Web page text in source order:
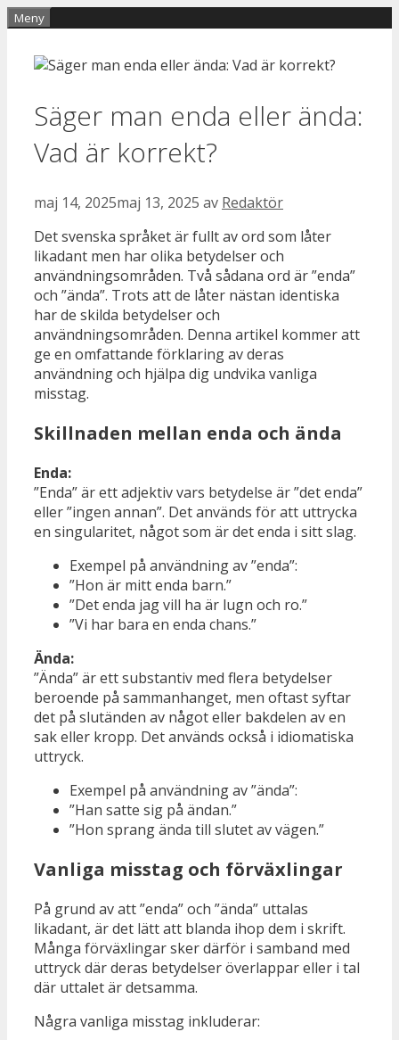
Hoppa
innehåll
Meny
Säger man enda eller ända:
Vad är korrekt?
maj 14, 2025maj 13, 2025 av Redaktör
Det svenska språket är fullt av ord som låter
likadant men har olika betydelser och
användningsområden. Två sådana ord är ”enda”
och ”ända”. Trots att de låter nästan identiska
har de skilda betydelser och
användningsområden. Denna artikel kommer att
ge en omfattande förklaring av deras
användning och hjälpa dig undvika vanliga
misstag.
Skillnaden mellan enda och ända
Enda:
”Enda” är ett adjektiv vars betydelse är ”det enda”
eller ”ingen annan”. Det används för att uttrycka
en singularitet, något som är det enda i sitt slag.
Exempel på användning av ”enda”:
”Hon är mitt enda barn.”
”Det enda jag vill ha är lugn och ro.”
”Vi har bara en enda chans.”
Ända:
”Ända” är ett substantiv med flera betydelser
beroende på sammanhanget, men oftast syftar
det på slutänden av något eller bakdelen av en
sak eller kropp. Det används också i idiomatiska
uttryck.
Exempel på användning av ”ända”:
”Han satte sig på ändan.”
”Hon sprang ända till slutet av vägen.”
Vanliga misstag och förväxlingar
På grund av att ”enda” och ”ända” uttalas
likadant, är det lätt att blanda ihop dem i skrift.
Många förväxlingar sker därför i samband med
uttryck där deras betydelser överlappar eller i tal
där uttalet är detsamma.
Några vanliga misstag inkluderar: